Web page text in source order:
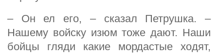
– Он ел его, – сказал Петрушка. –
Нашему войску изюм тоже дают. Наши
бойцы гляди какие мордастые ходят,